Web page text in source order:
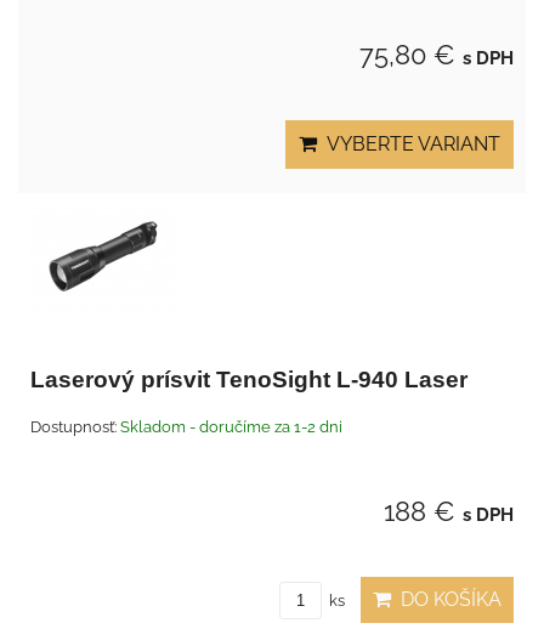
75,80 € s DPH
VYBERTE VARIANT
Laserový prísvit TenoSight L-940 Laser
Dostupnosť: Skladom - doručíme za 1-2 dni
188 € s DPH
ks DO KOŠÍKA